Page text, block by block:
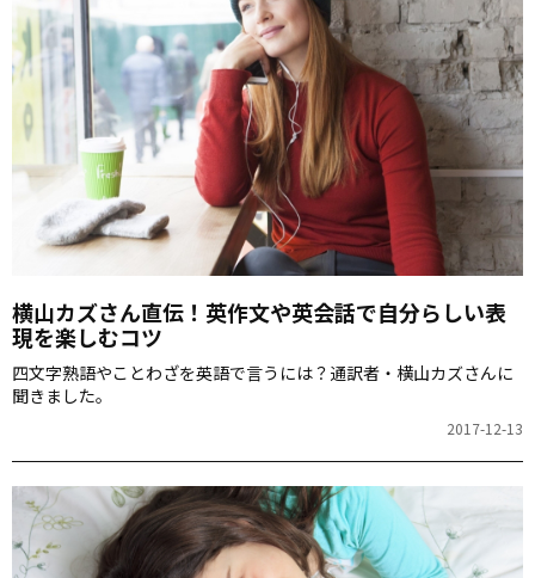
横山カズさん直伝！英作文や英会話で自分らしい表
現を楽しむコツ
四文字熟語やことわざを英語で言うには？通訳者・横山カズさんに
聞きました。
2017-12-13